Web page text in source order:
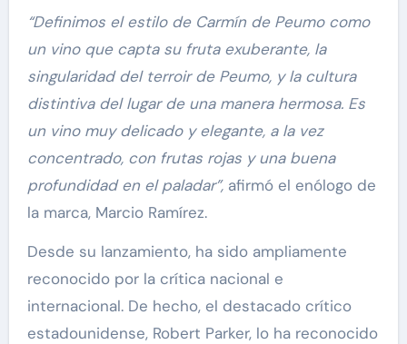
“Definimos el estilo de Carmín de Peumo como
un vino que capta su fruta exuberante, la
singularidad del terroir de Peumo, y la cultura
distintiva del lugar de una manera hermosa. Es
un vino muy delicado y elegante, a la vez
concentrado, con frutas rojas y una buena
profundidad en el paladar”,afirmó el enólogo de
la marca, Marcio Ramírez.
Desde su lanzamiento, ha sido ampliamente
reconocido por la crítica nacional e
internacional. De hecho, el destacado crítico
estadounidense, Robert Parker, lo ha reconocido